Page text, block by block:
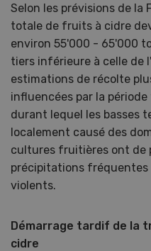
Selon les prévisions de la
totale de fruits à cidre
environ 55'000 - 65'000
tiers inférieure à celle de
estimations de récolte
influencées par la
durant lequel les basses
localement causé des
cultures fruitières ont de
précipitations
violents.
Démarrage tardif de la
cidre